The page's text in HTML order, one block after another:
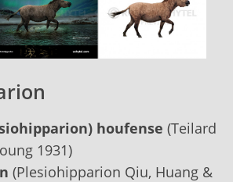
houfense (Teilard
1931)
(Plesiohipparion Qiu, Huang &